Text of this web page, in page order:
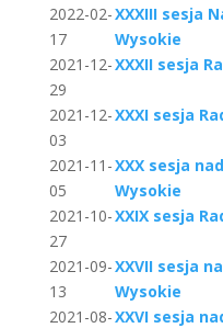
2022-02-
17
XXXIII sesja
Wysokie
2021-12-
29
XXXII sesja
2021-12-
03
XXXI sesja
2021-11-
05
XXX sesja
Wysokie
2021-10-
27
XXIX sesja
2021-09-
13
XXVII sesja
Wysokie
2021-08-XXVI sesja